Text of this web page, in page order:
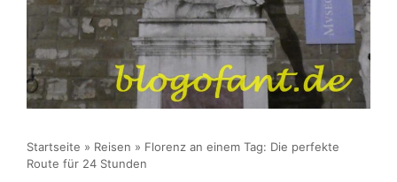
Startseite » Reisen » Florenz an einem Tag: Die perfekte
Route für 24 Stunden